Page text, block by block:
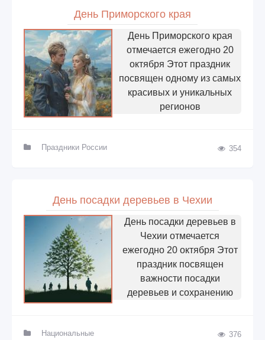
День Приморского края
День Приморского края
отмечается ежегодно 20
октября Этот праздник
посвящен одному из самых
красивых и уникальных
регионов
Праздники России 354
День посадки деревьев в Чехии
День посадки деревьев в
Чехии отмечается
ежегодно 20 октября Этот
праздник посвящен
важности посадки
деревьев и сохранению
Национальные 376